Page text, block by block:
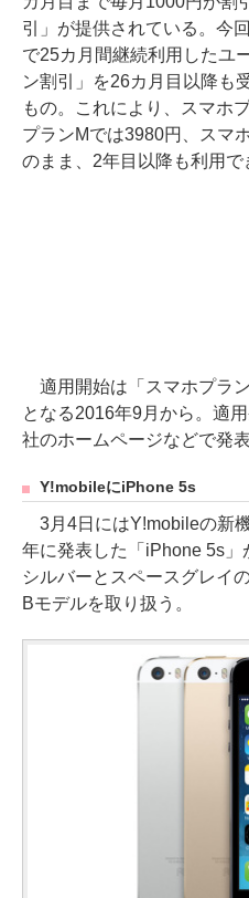
引」が提供されている。今
で25カ月間継続利用したユ
ン割引」を26カ月目以降も
もの。これにより、スマホ
プランMでは3980円、スマ
のまま、2年目以降も利用で
適用開始は「スマホプラ
となる2016年9月から。適
社のホームページなどで発表
Y!mobileにiPhone 5s
3月4日にはY!mobileの新
年に発表した「iPhone 5s
シルバーとスペースグレイ
Bモデルを取り扱う。